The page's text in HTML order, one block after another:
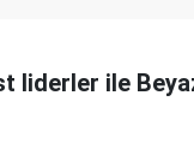
liderler ile